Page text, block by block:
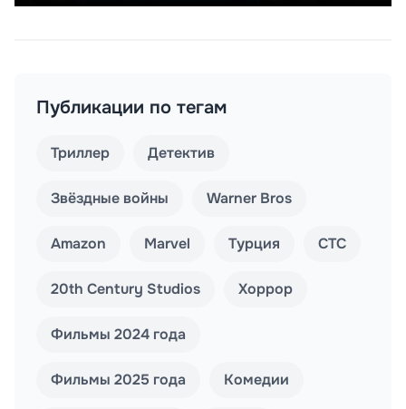
Публикации по тегам
Триллер Детектив
Звёздные войны Warner Bros
Amazon Marvel Турция СТС
20th Century Studios Хоррор
Фильмы 2024 года
Фильмы 2025 года Комедии